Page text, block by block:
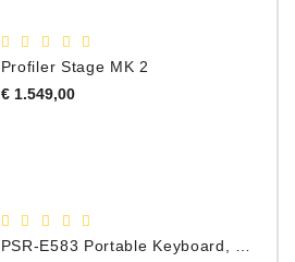
Profiler Stage MK 2
€ 1.549,00Prijs